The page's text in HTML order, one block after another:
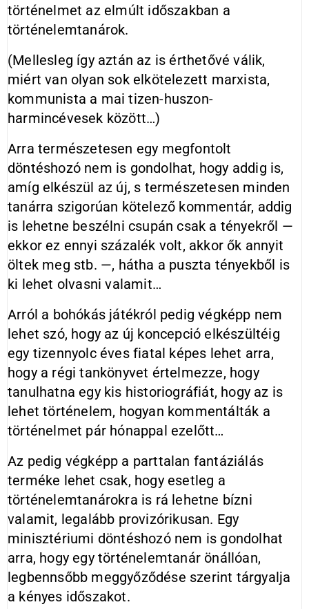
történelmet az elmúlt időszakban a
történelemtanárok.
(Mellesleg így aztán az is érthetővé válik,
miért van olyan sok elkötelezett marxista,
kommunista a mai tizen-huszon-
harmincévesek között…)
Arra természetesen egy megfontolt
döntéshozó nem is gondolhat, hogy addig is,
amíg elkészül az új, s természetesen minden
tanárra szigorúan kötelező kommentár, addig
is lehetne beszélni csupán csak a tényekről —
ekkor ez ennyi százalék volt, akkor ők annyit
öltek meg stb. —, hátha a puszta tényekből is
ki lehet olvasni valamit…
Arról a bohókás játékról pedig végképp nem
lehet szó, hogy az új koncepció elkészültéig
egy tizennyolc éves fiatal képes lehet arra,
hogy a régi tankönyvet értelmezze, hogy
tanulhatna egy kis historiográfiát, hogy az is
lehet történelem, hogyan kommentálták a
történelmet pár hónappal ezelőtt…
Az pedig végképp a parttalan fantáziálás
terméke lehet csak, hogy esetleg a
történelemtanárokra is rá lehetne bízni
valamit, legalább provizórikusan. Egy
minisztériumi döntéshozó nem is gondolhat
arra, hogy egy történelemtanár önállóan,
legbennsőbb meggyőződése szerint tárgyalja
a kényes időszakot.